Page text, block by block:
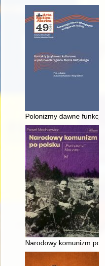
Polonizmy dawne
Narodowy komunizm po